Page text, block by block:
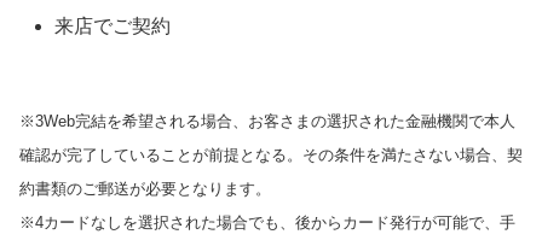
来店でご契約
※3Web完結を希望される場合、お客さまの選択された金融機関で本人
確認が完了していることが前提となる。その条件を満たさない場合、契
約書類のご郵送が必要となります。
※4カードなしを選択された場合でも、後からカード発行が可能で、手